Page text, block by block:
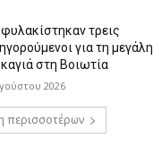
τρεις
για τη μεγάλη
στη Βοιωτία
2026
περισσοτέρων